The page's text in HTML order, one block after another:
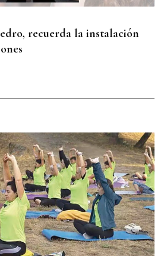
recuerda la instalación
en medio de